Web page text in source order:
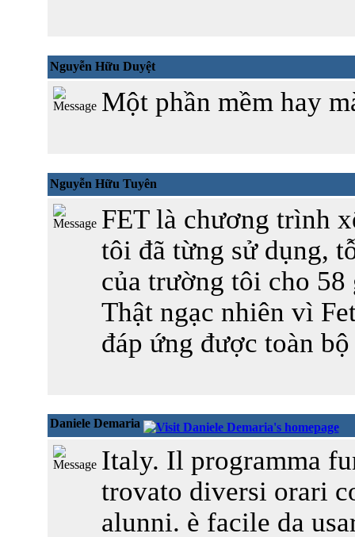
Nguyễn Hữu Duyệt
Một phần mềm hay
Nguyễn Hữu Tuyên
FET là chương trình
tôi đã từng sử dụng,
của trường tôi cho
Thật ngạc nhiên vì
đáp ứng được toàn
Daniele Demaria
Italy. Il programma
trovato diversi orari
alunni. è facile da